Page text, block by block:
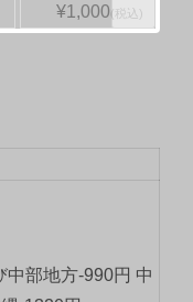
¥1,000(税込)
部地方-990円 中